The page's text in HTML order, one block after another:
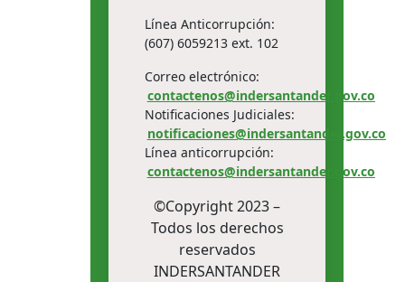
Línea Anticorrupción:
(607) 6059213 ext. 102
Correo electrónico:
contactenos@indersantander.gov.co
Notificaciones Judiciales:
notificaciones@indersantander.gov.co
Línea anticorrupción:
contactenos@indersantander.gov.co
©Copyright 2023 –
Todos los derechos
reservados
INDERSANTANDER